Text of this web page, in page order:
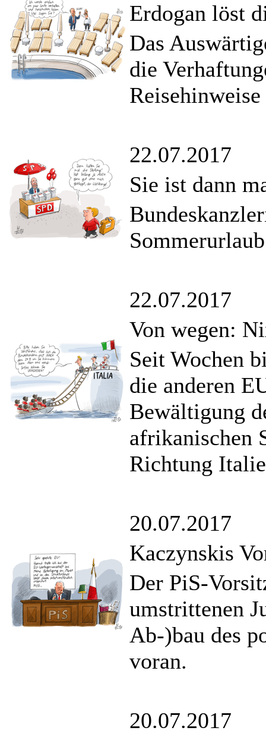
Erdogan löst
Das
die
22.07.2017
Sie ist dann
22.07.2017
Von wegen:
Seit Wochen
die anderen
Bewältigung
afrikanischen
Richtung
20.07.2017
Kaczynskis
Der PiS-
umstrittenen
Ab-)bau des
voran.
20.07.2017